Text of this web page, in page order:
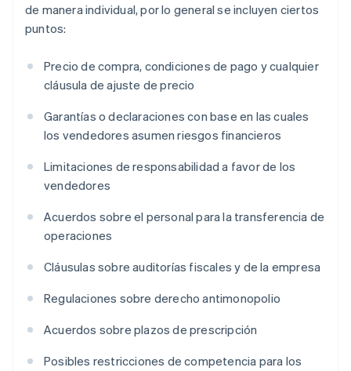
de manera individual, por lo general se incluyen ciertos
puntos:
Precio de compra, condiciones de pago y cualquier
cláusula de ajuste de precio
Garantías o declaraciones con base en las cuales
los vendedores asumen riesgos financieros
Limitaciones de responsabilidad a favor de los
vendedores
Acuerdos sobre el personal para la transferencia de
operaciones
Cláusulas sobre auditorías fiscales y de la empresa
Regulaciones sobre derecho antimonopolio
Acuerdos sobre plazos de prescripción
Posibles restricciones de competencia para los